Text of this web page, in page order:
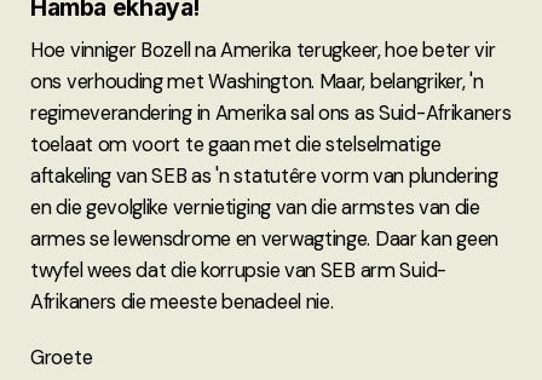
Hamba ekhaya!
Hoe vinniger Bozell na Amerika terugkeer, hoe beter vir
ons verhouding met Washington. Maar, belangriker, 'n
regimeverandering in Amerika sal ons as Suid-Afrikaners
toelaat om voort te gaan met die stelselmatige
aftakeling van SEB as 'n statutêre vorm van plundering
en die gevolglike vernietiging van die armstes van die
armes se lewensdrome en verwagtinge. Daar kan geen
twyfel wees dat die korrupsie van SEB arm Suid-
Afrikaners die meeste benadeel nie.
Groete